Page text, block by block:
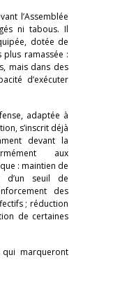
l’Assemblée
ni tabous. Il
dotée de
plus ramassée :
mais dans des
d’exécuter
adaptée à
s’inscrit déjà
devant la
aux
: maintien de
d’un seuil de
des
; réduction
de certaines
marqueront